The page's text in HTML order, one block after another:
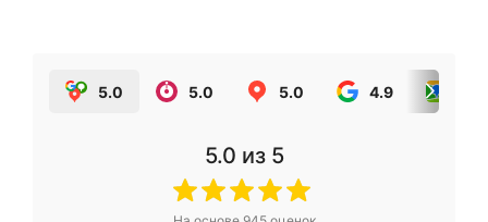
5.0 5.0 5.0 4.9
5.0 из 5